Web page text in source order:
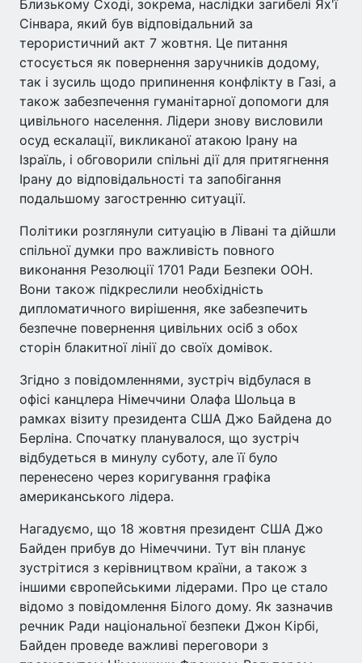
Близькому Сході, зокрема, наслідки загибелі Ях'ї
Сінвара, який був відповідальний за
терористичний акт 7 жовтня. Це питання
стосується як повернення заручників додому,
так і зусиль щодо припинення конфлікту в Газі, а
також забезпечення гуманітарної допомоги для
цивільного населення. Лідери знову висловили
осуд ескалації, викликаної атакою Ірану на
Ізраїль, і обговорили спільні дії для притягнення
Ірану до відповідальності та запобігання
подальшому загостренню ситуації.
Політики розглянули ситуацію в Лівані та дійшли
спільної думки про важливість повного
виконання Резолюції 1701 Ради Безпеки ООН.
Вони також підкреслили необхідність
дипломатичного вирішення, яке забезпечить
безпечне повернення цивільних осіб з обох
сторін блакитної лінії до своїх домівок.
Згідно з повідомленнями, зустріч відбулася в
офісі канцлера Німеччини Олафа Шольца в
рамках візиту президента США Джо Байдена до
Берліна. Спочатку планувалося, що зустріч
відбудеться в минулу суботу, але її було
перенесено через коригування графіка
американського лідера.
Нагадуємо, що 18 жовтня президент США Джо
Байден прибув до Німеччини. Тут він планує
зустрітися з керівництвом країни, а також з
іншими європейськими лідерами. Про це стало
відомо з повідомлення Білого дому. Як зазначив
речник Ради національної безпеки Джон Кірбі,
Байден проведе важливі переговори з